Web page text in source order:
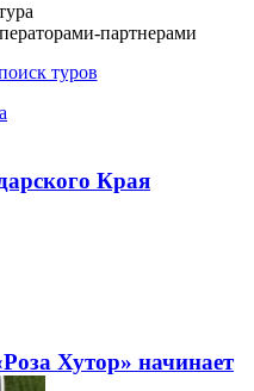
партнерами
туров
Края
Хутор» начинает